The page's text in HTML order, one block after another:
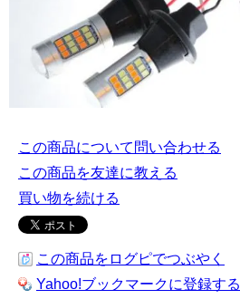
この商品について問い合わせる
この商品を友達に教える
買い物を続ける
この商品をログピでつぶやく
Yahoo!ブックマークに登録する